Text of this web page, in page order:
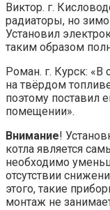
Виктор. г.
радиаторы, но
Установил
таким образом
Роман. г. Курск:
на твёрдом
поэтому поставил
помещении».
Внимание!
котла является
необходимо
отсутствии
этого, такие
монтаж не